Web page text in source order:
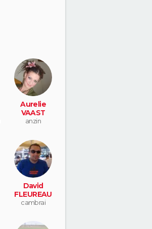
Aurelie
VAAST
anzin
David
FLEUREAU
cambrai